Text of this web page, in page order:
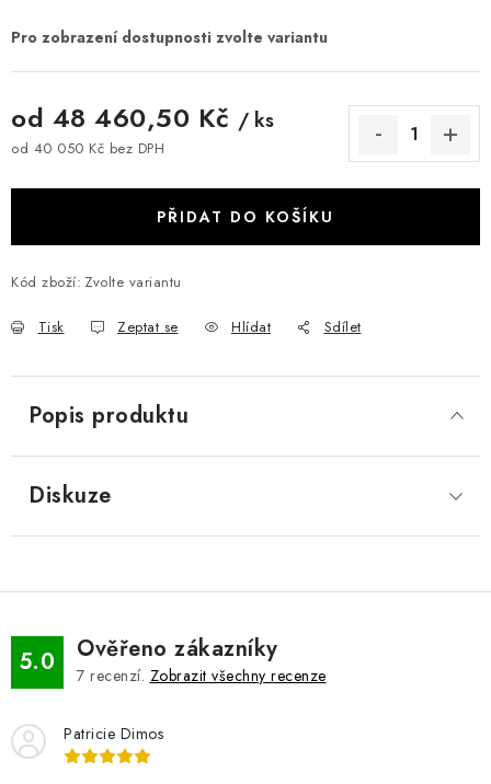
od 48 460,50 Kč / ks
od 40 050 Kč bez DPH
PŘIDAT DO KOŠÍKU
Kód zboží: Zvolte variantu
Tisk Zeptat se Hlídat Sdílet
Popis produktu
Diskuze
5.0 Ověřeno zákazníky
7 recenzí. Zobrazit všechny recenze
Patricie Dimos